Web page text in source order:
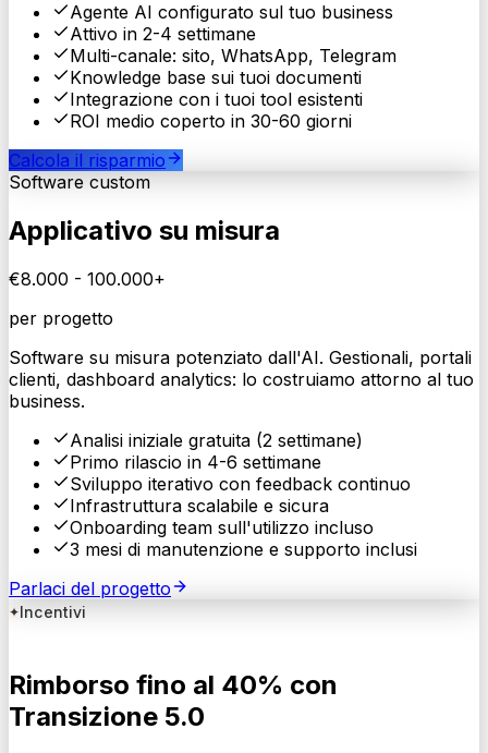
Agente AI configurato sul tuo business
Attivo in 2-4 settimane
Multi-canale: sito, WhatsApp, Telegram
Knowledge base sui tuoi documenti
Integrazione con i tuoi tool esistenti
ROI medio coperto in 30-60 giorni
Calcola il risparmio
Software custom
Applicativo su misura
€8.000 - 100.000+
per progetto
Software su misura potenziato dall'AI. Gestionali, portali
clienti, dashboard analytics: lo costruiamo attorno al tuo
business.
Analisi iniziale gratuita (2 settimane)
Primo rilascio in 4-6 settimane
Sviluppo iterativo con feedback continuo
Infrastruttura scalabile e sicura
Onboarding team sull'utilizzo incluso
3 mesi di manutenzione e supporto inclusi
Parlaci del progetto
Incentivi
Rimborso fino al 40% con
Transizione 5.0